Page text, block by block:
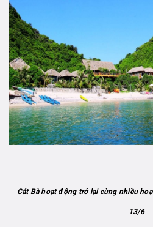
Cát Bà hoạt động trở lại cùng nhiều
13/6